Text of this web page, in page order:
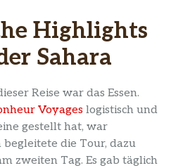
Highlights
Sahara
Reise war das Essen.
Voyages logistisch und
gestellt hat, war
begleitete die Tour, dazu
zweiten Tag. Es gab täglich